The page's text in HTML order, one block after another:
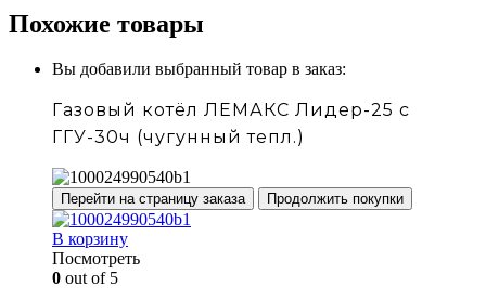
Похожие товары
Вы добавили выбранный товар в заказ:
Газовый котёл ЛЕМАКС Лидер-25 с
ГГУ-30ч (чугунный тепл.)
Перейти на страницу заказа Продолжить покупки
В корзину
Посмотреть
0 out of 5